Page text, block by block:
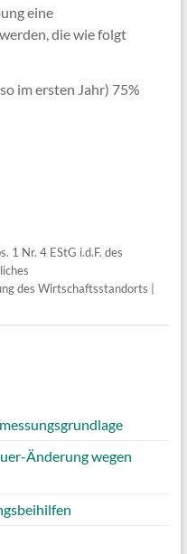
eine
die wie folgt
im ersten Jahr) 75%
1 Nr. 4 EStG i.d.F. des
des Wirtschaftsstandorts |
Änderung wegen